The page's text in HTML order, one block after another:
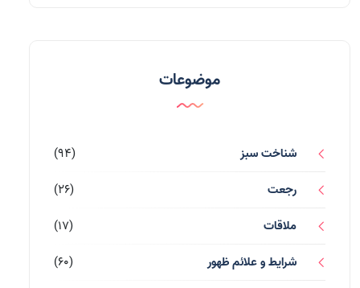
موضوعات
شناخت سبز
(94)
رجعت
(26)
ملاقات
(17)
شرایط و علائم ظهور
(60)